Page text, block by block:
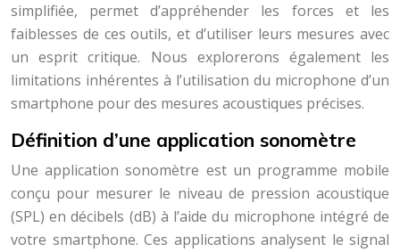
simplifiée, permet d’appréhender les forces et les
faiblesses de ces outils, et d’utiliser leurs mesures avec
un esprit critique. Nous explorerons également les
limitations inhérentes à l’utilisation du microphone d’un
smartphone pour des mesures acoustiques précises.
Définition d’une application sonomètre
Une application sonomètre est un programme mobile
conçu pour mesurer le niveau de pression acoustique
(SPL) en décibels (dB) à l’aide du microphone intégré de
votre smartphone. Ces applications analysent le signal